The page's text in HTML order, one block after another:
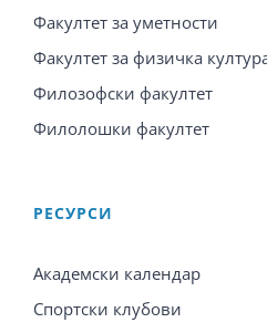
Факултет за уметности
Факултет за физичка
Филозофски факултет
Филолошки факултет
PЕСУРСИ
Академски календар
Спортски клубови